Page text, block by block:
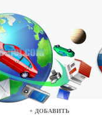
+ ДОБАВИТЬ